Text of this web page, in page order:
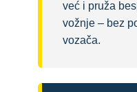
već i pruža
vožnje – bez
vozača.